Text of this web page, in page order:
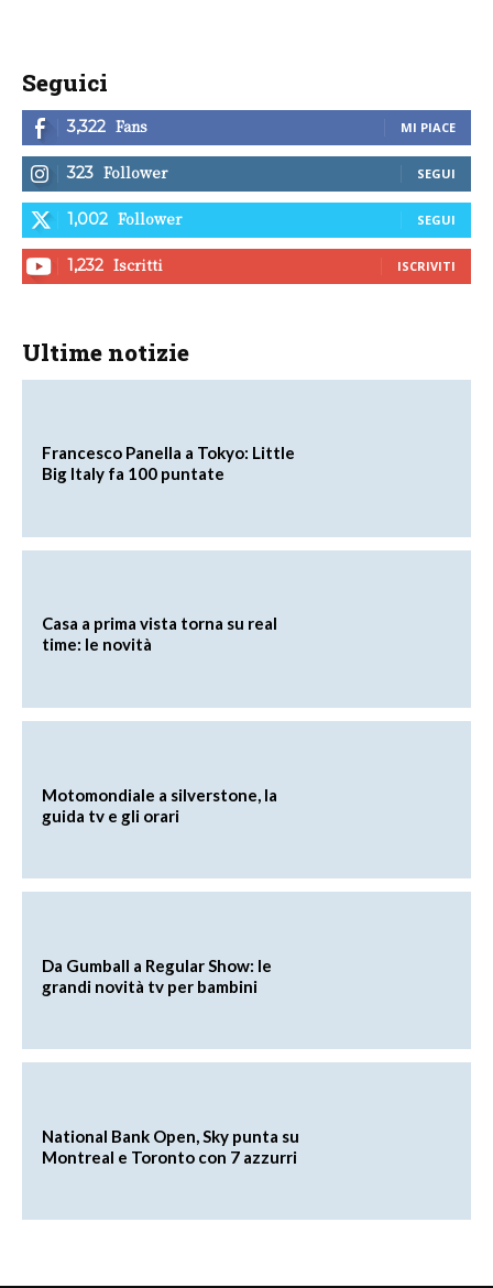
Seguici
3,322 Fans MI PIACE
323 Follower SEGUI
1,002 Follower SEGUI
1,232 Iscritti ISCRIVITI
Ultime notizie
Francesco Panella a Tokyo: Little
Big Italy fa 100 puntate
Casa a prima vista torna su real
time: le novità
Motomondiale a silverstone, la
guida tv e gli orari
Da Gumball a Regular Show: le
grandi novità tv per bambini
National Bank Open, Sky punta su
Montreal e Toronto con 7 azzurri